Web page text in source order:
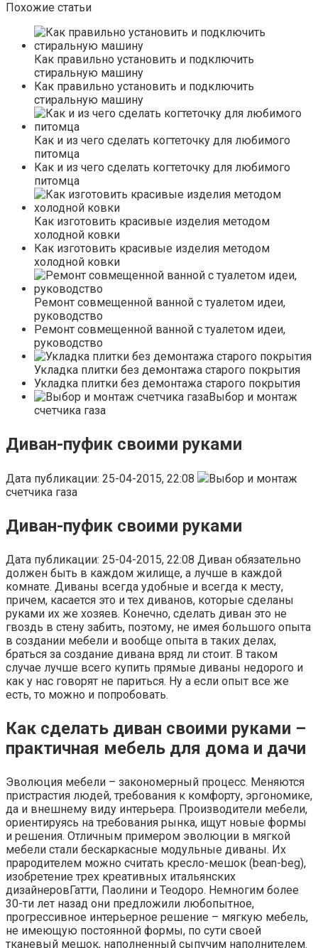
Похожие статьи
Как правильно установить и подключить
стиральную машину
Как правильно установить и подключить
стиральную машину
Как и из чего сделать когтеточку для любимого
питомца
Как и из чего сделать когтеточку для любимого
питомца
Как изготовить красивые изделия методом
холодной ковки
Как изготовить красивые изделия методом
холодной ковки
Ремонт совмещенной ванной с туалетом идеи,
руководство
Ремонт совмещенной ванной с туалетом идеи,
руководство
Укладка плитки без демонтажа старого покрытия
Укладка плитки без демонтажа старого покрытия
Выбор и монтаж
счетчика газа
Диван-пуфик своими руками
Дата публикации: 25-04-2015, 22:08
Выбор и монтаж
счетчика газа
Диван-пуфик своими руками
Дата публикации: 25-04-2015, 22:08 Диван обязательно
должен быть в каждом жилище, а лучше в каждой
комнате. Диваны всегда удобные и всегда к месту,
причем, касается это и тех диванов, которые сделаны
руками их же хозяев. Конечно, сделать диван это не
гвоздь в стену забить, поэтому, не имея большого опыта
в создании мебели и вообще опыта в таких делах,
браться за создание дивана вряд ли стоит. В таком
случае лучше всего купить прямые диваны недорого и
как у нас говорят не париться. Ну а если опыт все же
есть, то можно и попробовать.
Как сделать диван своими руками –
практичная мебель для дома и дачи
Эволюция мебели – закономерный процесс. Меняются
пристрастия людей, требования к комфорту, эргономике,
да и внешнему виду интерьера. Производители мебели,
ориентируясь на требования рынка, ищут новые формы
и решения. Отличным примером эволюции в мягкой
мебели стали бескаркасные модульные диваны. Их
прародителем можно считать кресло-мешок (bean-beg),
изобретение трех креативных итальянских
дизайнеровГатти, Паолини и Теодоро. Немногим более
30-ти лет назад они предложили любопытное,
прогрессивное интерьерное решение – мягкую мебель,
не имеющую постоянной формы, по сути своей
тканевый мешок, наполненный сыпучим наполнителем.